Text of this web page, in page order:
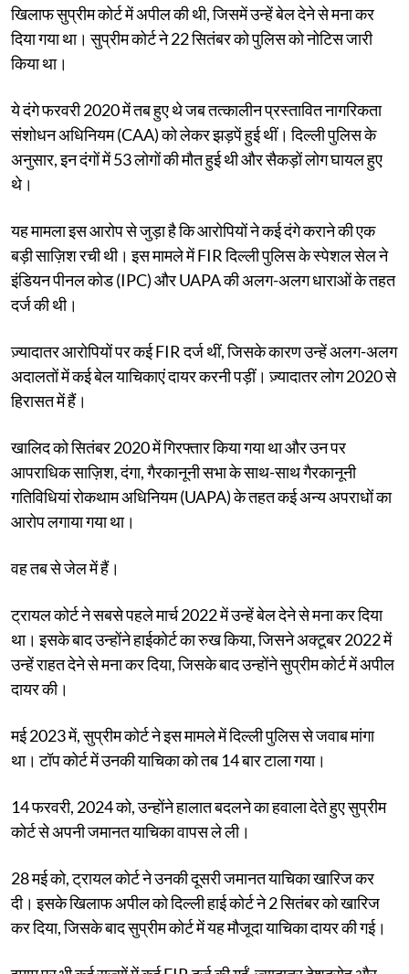
खिलाफ सुप्रीम कोर्ट में अपील की थी, जिसमें उन्हें बेल देने से मना कर
दिया गया था। सुप्रीम कोर्ट ने 22 सितंबर को पुलिस को नोटिस जारी
किया था।
ये दंगे फरवरी 2020 में तब हुए थे जब तत्कालीन प्रस्तावित नागरिकता
संशोधन अधिनियम (CAA) को लेकर झड़पें हुई थीं। दिल्ली पुलिस के
अनुसार, इन दंगों में 53 लोगों की मौत हुई थी और सैकड़ों लोग घायल हुए
थे।
यह मामला इस आरोप से जुड़ा है कि आरोपियों ने कई दंगे कराने की एक
बड़ी साज़िश रची थी। इस मामले में FIR दिल्ली पुलिस के स्पेशल सेल ने
इंडियन पीनल कोड (IPC) और UAPA की अलग-अलग धाराओं के तहत
दर्ज की थी।
ज़्यादातर आरोपियों पर कई FIR दर्ज थीं, जिसके कारण उन्हें अलग-अलग
अदालतों में कई बेल याचिकाएं दायर करनी पड़ीं। ज़्यादातर लोग 2020 से
हिरासत में हैं।
खालिद को सितंबर 2020 में गिरफ्तार किया गया था और उन पर
आपराधिक साज़िश, दंगा, गैरकानूनी सभा के साथ-साथ गैरकानूनी
गतिविधियां रोकथाम अधिनियम (UAPA) के तहत कई अन्य अपराधों का
आरोप लगाया गया था।
वह तब से जेल में हैं।
ट्रायल कोर्ट ने सबसे पहले मार्च 2022 में उन्हें बेल देने से मना कर दिया
था। इसके बाद उन्होंने हाईकोर्ट का रुख किया, जिसने अक्टूबर 2022 में
उन्हें राहत देने से मना कर दिया, जिसके बाद उन्होंने सुप्रीम कोर्ट में अपील
दायर की।
मई 2023 में, सुप्रीम कोर्ट ने इस मामले में दिल्ली पुलिस से जवाब मांगा
था। टॉप कोर्ट में उनकी याचिका को तब 14 बार टाला गया।
14 फरवरी, 2024 को, उन्होंने हालात बदलने का हवाला देते हुए सुप्रीम
कोर्ट से अपनी जमानत याचिका वापस ले ली।
28 मई को, ट्रायल कोर्ट ने उनकी दूसरी जमानत याचिका खारिज कर
दी। इसके खिलाफ अपील को दिल्ली हाई कोर्ट ने 2 सितंबर को खारिज
कर दिया, जिसके बाद सुप्रीम कोर्ट में यह मौजूदा याचिका दायर की गई।